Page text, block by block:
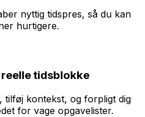
nyttig tidspres, så du kan
hurtigere.
tidsblokke
kontekst, og forpligt dig
for vage opgavelister.